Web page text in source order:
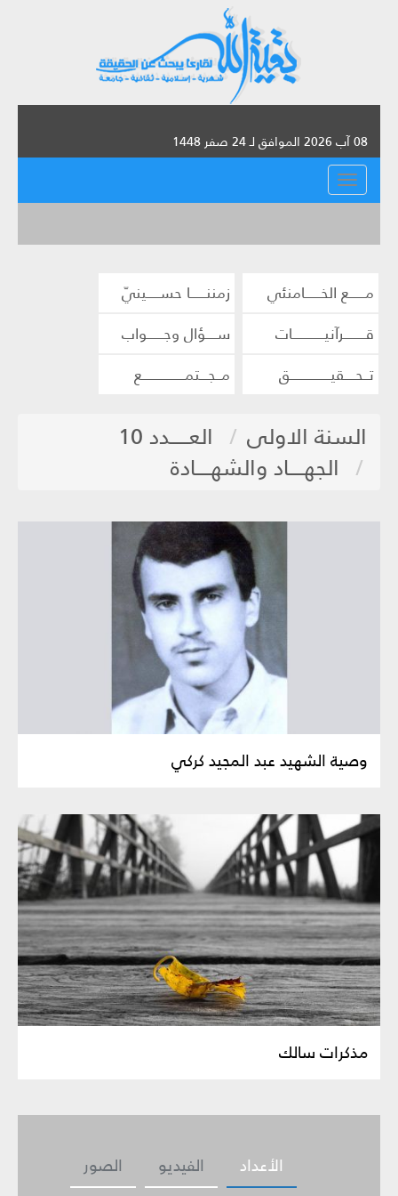
08 آب 2026 الموافق لـ 24 صفر 1448
القائمة
مــــــع الخــــــامنئي
زمننــــــا حســـــينيّ
قــــــــرآنيــــــــــــات
ســــؤال وجــــــواب
تــحــــقيـــــــــــــــق
مــجـــتمــــــــــــــــع
السنة الاولى
العـــــدد 10
الجهــــاد والشهــــادة
وصية الشهيد عبد المجيد كركي
مذكرات سالك
الصور الفيديو الأعداد